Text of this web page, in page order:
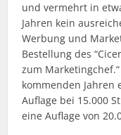
und vermehrt in
Jahren kein
Werbung und
Bestellung des
zum
kommenden Jahren
Auflage bei 15.000
eine Auflage von